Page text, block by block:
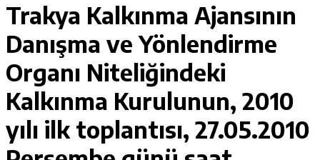
Trakya Kalkınma Ajansının
Danışma ve Yönlendirme
Organı Niteliğindeki
Kalkınma Kurulunun, 2010
yılı ilk toplantısı, 27.05.2010